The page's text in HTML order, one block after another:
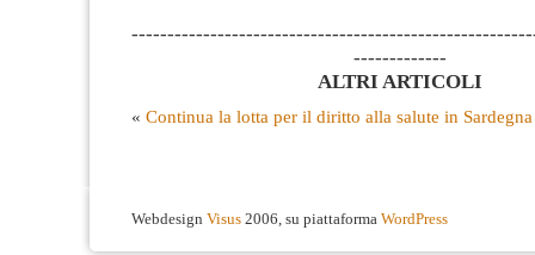
-------------
ALTRI ARTICOLI
« Continua la lotta per il diritto alla salute in Sardegna
Webdesign Visus 2006, su piattaforma WordPress